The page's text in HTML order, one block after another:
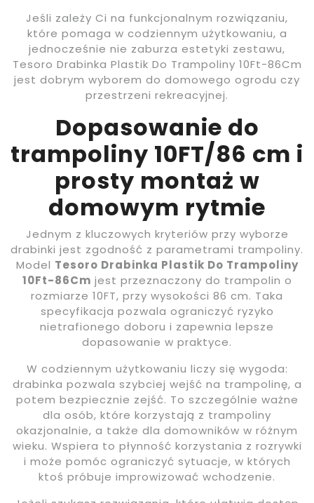
Jeśli zależy Ci na funkcjonalnym rozwiązaniu,
które pomaga w codziennym użytkowaniu, a
jednocześnie nie zaburza estetyki zestawu,
Tesoro Drabinka Plastik Do Trampoliny 10Ft-86Cm
jest dobrym wyborem do domowego ogrodu czy
przestrzeni rekreacyjnej.
Dopasowanie do
trampoliny 10FT/86 cm i
prosty montaż w
domowym rytmie
Jednym z kluczowych kryteriów przy wyborze
drabinki jest zgodność z parametrami trampoliny.
Model Tesoro Drabinka Plastik Do Trampoliny
10Ft-86Cm jest przeznaczony do trampolin o
rozmiarze 10FT, przy wysokości 86 cm. Taka
specyfikacja pozwala ograniczyć ryzyko
nietrafionego doboru i zapewnia lepsze
dopasowanie w praktyce.
W codziennym użytkowaniu liczy się wygoda:
drabinka pozwala szybciej wejść na trampolinę, a
potem bezpiecznie zejść. To szczególnie ważne
dla osób, które korzystają z trampoliny
okazjonalnie, a także dla domowników w różnym
wieku. Wspiera to płynność korzystania z rozrywki
i może pomóc ograniczyć sytuacje, w których
ktoś próbuje improwizować wchodzenie.